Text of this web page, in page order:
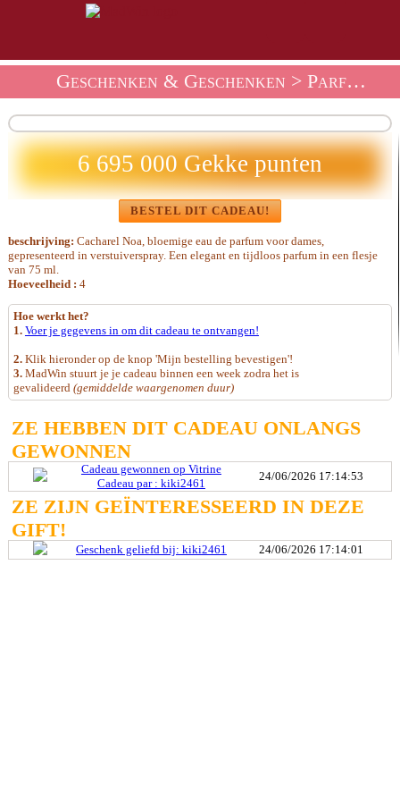
Geschenken & Geschenken > Parfums En Schoonheidscadeaus
6 695 000 Gekke punten
BESTEL DIT CADEAU!
beschrijving: Cacharel Noa, bloemige eau de parfum voor dames,
gepresenteerd in verstuiverspray. Een elegant en tijdloos parfum in een flesje
van 75 ml.
Hoeveelheid : 4
Hoe werkt het?
1. Voer je gegevens in om dit cadeau te ontvangen!
2.Klik hieronder op de knop 'Mijn bestelling bevestigen'!
3.MadWin stuurt je je cadeau binnen een week zodra het is
gevalideerd (gemiddelde waargenomen duur)
ZE HEBBEN DIT CADEAU ONLANGS
GEWONNEN
Cadeau gewonnen op Vitrine
Cadeau par : kiki2461
24/06/2026 17:14:53
ZE ZIJN GEÏNTERESSEERD IN DEZE
GIFT!
Geschenk geliefd bij: kiki2461 24/06/2026 17:14:01